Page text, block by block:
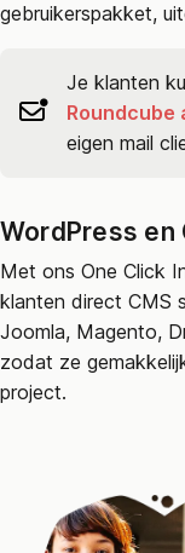
gebruikerspakket,
Je klanten
Roundcube
eigen mail
WordPress en
Met ons One Click
klanten direct CMS
Joomla, Magento,
zodat ze
project.